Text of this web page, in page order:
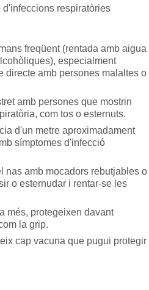
respiratòries
freqüent (rentada amb aigua
especialment
directe amb persones malaltes o
amb persones que mostrin
com tos o esternuts.
d'un metre aproximadament
símptomes d'infecció
nas amb mocadors rebutjables o
o esternudar i rentar-se les
més, protegeixen davant
la grip.
cap vacuna que pugui protegir